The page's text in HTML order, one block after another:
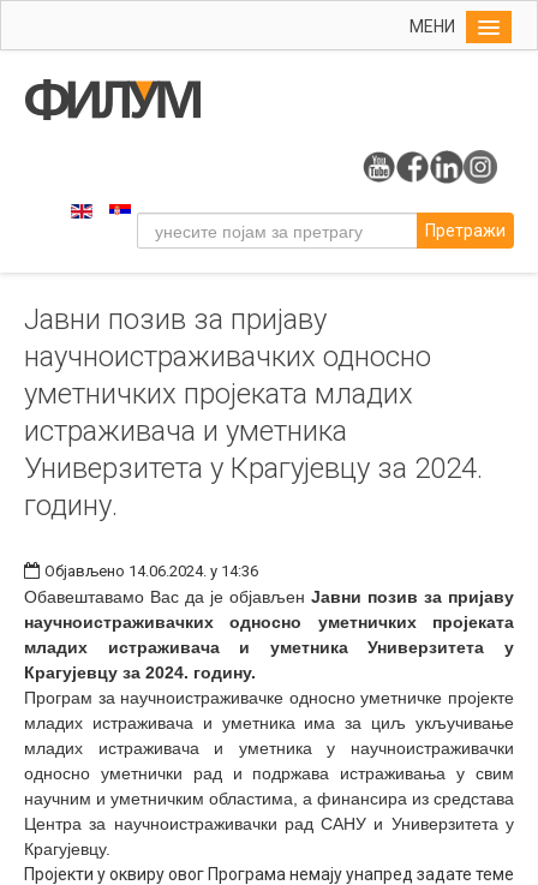
МЕНИ
Упис
Уметност
Издаваштво
Библиотека
Студенти
Међународна
Претражи
Јавни позив за пријаву
научноистраживачких односно
уметничких пројеката младих
истраживача и уметника
Универзитета у Крагујевцу за 2024.
годину.
Објављено 14.06.2024. у 14:36
Обавештавамо Вас да је објављен Јавни позив за пријаву
научноистраживачких односно уметничких пројеката
младих истраживача и уметникаУниверзитета у
Крагујевцу за 2024. годину.
Програм за научноистраживачке односно уметничке пројекте
младих истраживача и уметника има за циљ укључивање
младих истраживача и уметника у научноистраживачки
односно уметнички рад и подржава истраживања у свим
научним и уметничким областима, а финансира из средстава
Центра за научноистраживачки рад САНУ и Универзитета у
Крагујевцу.
Пројекти у оквиру овог Програма немају унапред задате теме